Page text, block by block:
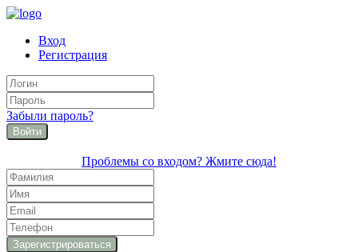
Вход
Регистрация
Забыли пароль?
Войти
Проблемы со входом? Жмите сюда!